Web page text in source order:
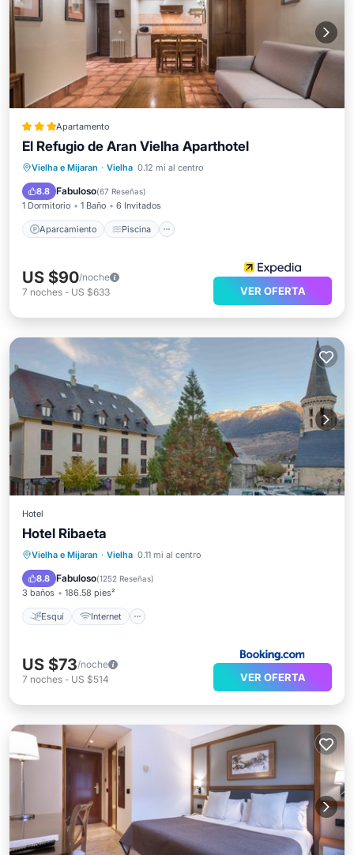
Apartamento
El Refugio de Aran Vielha Aparthotel
Vielha e Mijaran · Vielha 0.12 mi al centro
8.8 Fabuloso(67 Reseñas)
1 Dormitorio 1 Baño 6 Invitados
Aparcamiento Piscina
Aparcamiento
Piscina
Balcón/Terraza
US $90/noche
7 noches - US $633 VER OFERTA
Hotel
Hotel Ribaeta
Vielha e Mijaran · Vielha 0.11 mi al centro
8.8 Fabuloso(1252 Reseñas)
3 baños 186.58 pies²
Esquí Internet
Esquí
Internet
Se admiten mascotas
US $73/noche
7 noches - US $514 VER OFERTA